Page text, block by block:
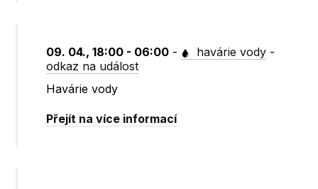
09. 04., 18:00 - 06:00 - havárie vody -
odkaz na událost
Havárie vody
Přejít na více informací